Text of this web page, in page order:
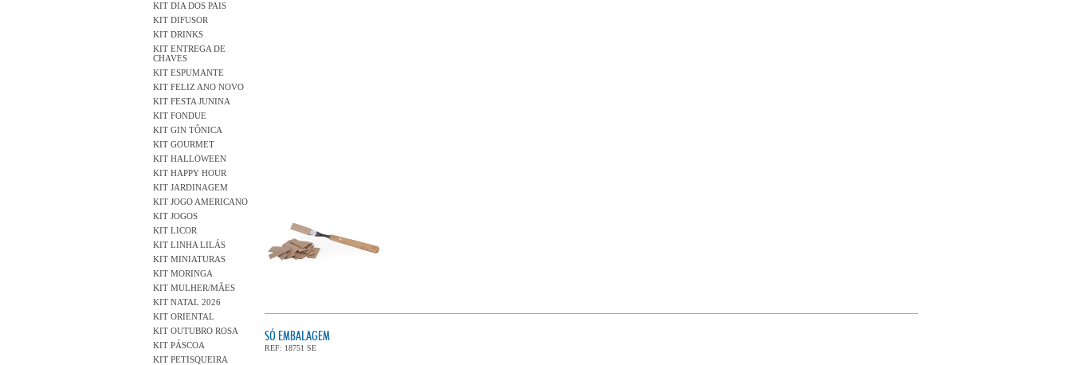
KIT DIA DOS PAIS
KIT DIFUSOR
KIT DRINKS
KIT ENTREGA DE
CHAVES
KIT ESPUMANTE
KIT FELIZ ANO NOVO
KIT FESTA JUNINA
KIT FONDUE
KIT GIN TÔNICA
KIT GOURMET
KIT HALLOWEEN
KIT HAPPY HOUR
KIT JARDINAGEM
KIT JOGO AMERICANO
KIT JOGOS
KIT LICOR
KIT LINHA LILÁS
KIT MINIATURAS
KIT MORINGA
KIT MULHER/MÃES
KIT NATAL 2026
KIT ORIENTAL
KIT OUTUBRO ROSA
KIT PÁSCOA
KIT PETISQUEIRA
SÓ EMBALAGEM
REF: 18751 SE